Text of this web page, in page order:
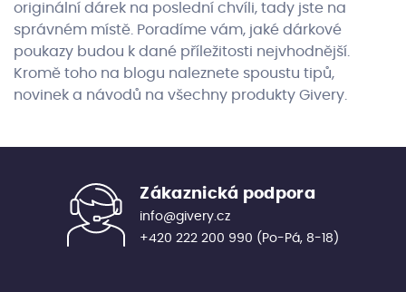
originální dárek na poslední chvíli, tady jste na
správném místě. Poradíme vám, jaké dárkové
poukazy budou k dané příležitosti nejvhodnější.
Kromě toho na blogu naleznete spoustu tipů,
novinek a návodů na všechny produkty Givery.
Zákaznická podpora
info@givery.cz
+420 222 200 990 (Po-Pá, 8-18)